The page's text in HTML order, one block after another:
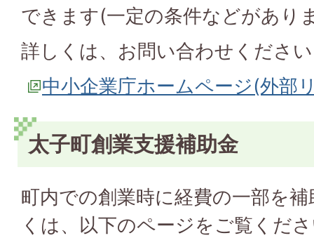
できます(一定の条件などがあり
詳しくは、お問い合わせくださ
中小企業庁ホームページ(外部
太子町創業支援補助金
町内での創業時に経費の一部を
くは、以下のページをご覧くだ